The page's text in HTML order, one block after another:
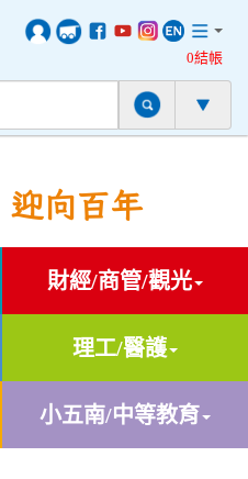
0結帳
向百年
財經/商管/觀光
理工/醫護
小五南/中等教育